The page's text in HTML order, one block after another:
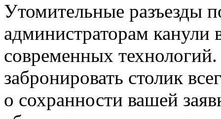
Утомительные разъезды
администраторам канули
современных
забронировать столик
о сохранности вашей